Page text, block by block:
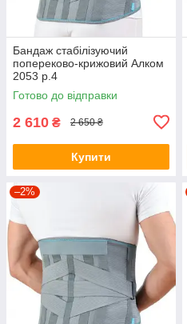
Бандаж стабілізуючий
попереково-крижовий Алком
2053 р.4
Готово до відправки
2 610 ₴ 2 650 ₴
Купити
–2%